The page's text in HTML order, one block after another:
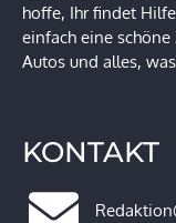
hoffe, Ihr findet
einfach eine
Autos und alles,
KONTAKT